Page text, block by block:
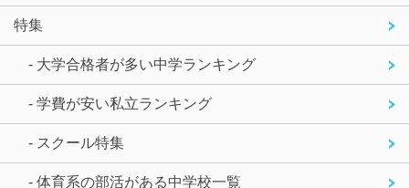
特集
- 大学合格者が多い中学ランキング
- 学費が安い私立ランキング
- スクール特集
- 体育系の部活がある中学校一覧